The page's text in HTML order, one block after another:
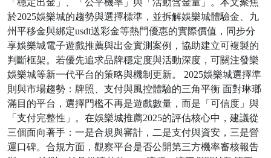
於2025娛樂城的趨勢與選擇標準，並拆解娛樂城體驗金、九
州平移金與綁定usdt送彩金等熱門優惠的實際價值，同步分
享娛樂城電子遊戲推薦與出金實測案例，協助建立可複製的
判斷框架。若優先追求品牌穩定度與活動深度，可關注發樂
娛樂城等新一代平台的策略與機制更新。 2025娛樂城選擇準
則與市場趨勢：牌照、支付與風控體驗的三角平衡 面對琳瑯
滿目的平台，選擇門檻不再是遊戲數量，而是「可信度」與
「支付完整性」。在娛樂城推薦2025的評估核心中，建議從
三個面向著手：一是合規與審計，二是支付與資安，三是營
運口碑。合規方面，觀察平台是否公開第三方機率審核報告